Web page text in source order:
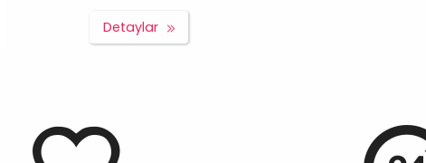
Detaylar